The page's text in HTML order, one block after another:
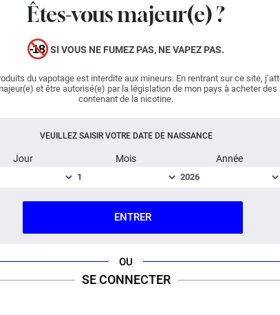
Êtes-vous majeur(e) ?
SI VOUS NE FUMEZ PAS, NE VAPEZ PAS.
du vapotage est interdite aux mineurs. En rentrant sur ce site,
et être autorisé(e) par la législation de mon pays à acheter des
contenant de la nicotine.
VEUILLEZ SAISIR VOTRE DATE DE NAISSANCE
Jour Mois Année
ENTRER
OU
SE CONNECTER
d'une généreuse production de vapeur. La
des saveurs est également l'un des points
de ces coils UB Lite ! Lost Vape livre des
exemplaires qui affichent une durée de
conséquente.
UB Lite : l'assurance de vivre une expérience
PLUSIEURS VERSIONS SONT DISPONIBLES :
Pack de 5 résistances L7 0.30 ohm à utiliser
Pack de 5 résistances L1 0.40 ohm à utiliser
Pack de 5 résistances L10 0.60 ohm à utiliser
entre 12 et 21 Watts.